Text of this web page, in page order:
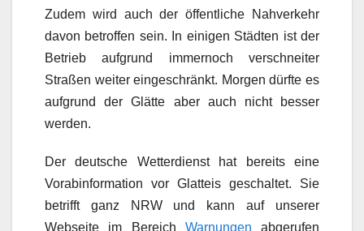
Zudem wird auch der öffentliche Nahverkehr
davon betroffen sein. In einigen Städten ist der
Betrieb aufgrund immernoch verschneiter
Straßen weiter eingeschränkt. Morgen dürfte es
aufgrund der Glätte aber auch nicht besser
werden.
Der deutsche Wetterdienst hat bereits eine
Vorabinformation vor Glatteis geschaltet. Sie
betrifft ganz NRW und kann auf unserer
Webseite im Bereich Warnungen abgerufen